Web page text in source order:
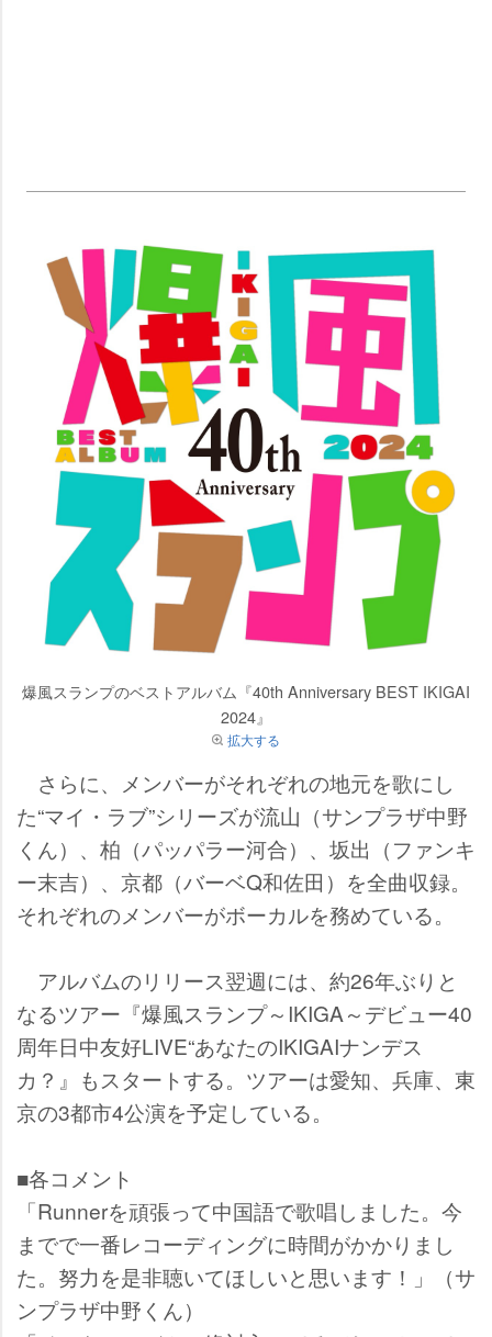
爆風スランプのベストアルバム『40th Anniversary BEST IKIGAI
2024』
拡大する
さらに、メンバーがそれぞれの地元を歌にし
た“マイ・ラブ”シリーズが流山（サンプラザ中野
くん）、柏（パッパラー河合）、坂出（ファンキ
ー末吉）、京都（バーベQ和佐田）を全曲収録。
それぞれのメンバーがボーカルを務めている。
アルバムのリリース翌週には、約26年ぶりと
なるツアー『爆風スランプ～IKIGA～デビュー40
周年日中友好LIVE“あなたのIKIGAIナンデス
カ？』もスタートする。ツアーは愛知、兵庫、東
京の3都市4公演を予定している。
■各コメント
「Runnerを頑張って中国語で歌唱しました。今
までで一番レコーディングに時間がかかりまし
た。努力を是非聴いてほしいと思います！」（サ
ンプラザ中野くん）